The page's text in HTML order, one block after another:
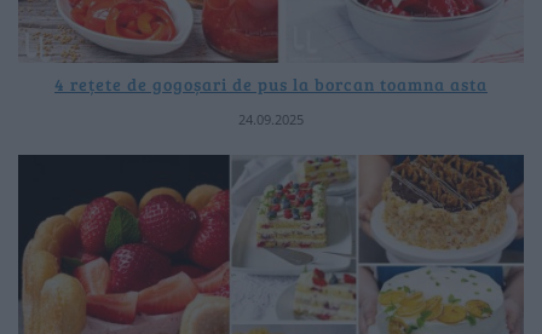
4 rețete de gogoșari de pus la borcan toamna asta
24.09.2025